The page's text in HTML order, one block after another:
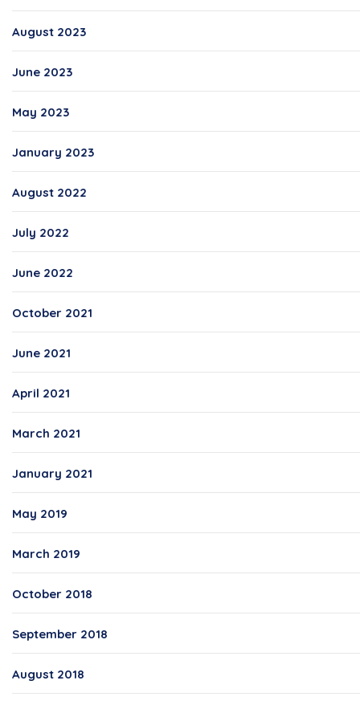
August 2023
June 2023
May 2023
January 2023
August 2022
July 2022
June 2022
October 2021
June 2021
April 2021
March 2021
January 2021
May 2019
March 2019
October 2018
September 2018
August 2018